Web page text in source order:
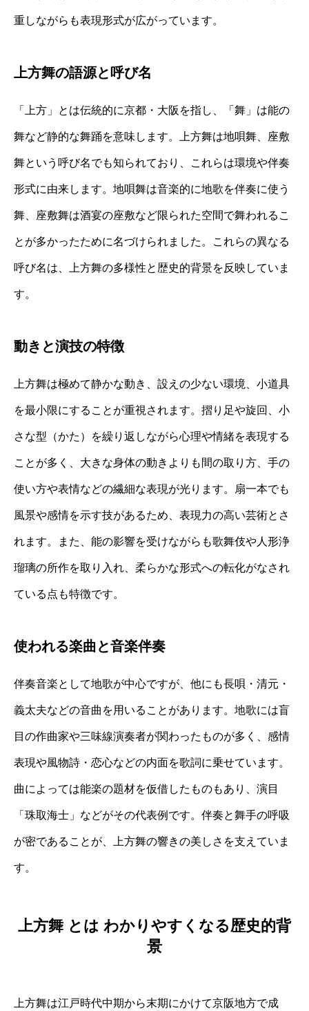
重しながらも表現形式が広がっています。
上方舞の語源と呼び名
「上方」とは伝統的に京都・大阪を指し、「舞」は能の
舞など静的な舞踊を意味します。上方舞は地唄舞、座敷
舞という呼び名でも知られており、これらは環境や伴奏
形式に由来します。地唄舞は音楽的に地歌を伴奏に使う
舞、座敷舞は酒宴の座敷など限られた空間で舞われるこ
とが多かったために名づけられました。これらの異なる
呼び名は、上方舞の多様性と歴史的背景を反映していま
す。
動きと演技の特徴
上方舞は極めて静かな動き、設えの少ない環境、小道具
を最小限にすることが重視されます。摺り足や旋回、小
さな型（かた）を繰り返しながら心理や情緒を表現する
ことが多く、大きな身体の動きよりも間の取り方、手の
使い方や表情などの繊細な表現が光ります。扇一本でも
風景や感情を示す技があるため、表現力の高い芸術とさ
れます。また、能の影響を受けながらも歌舞伎や人形浄
瑠璃の所作を取り入れ、柔らかな形式への転化がなされ
ている点も特徴です。
使われる楽曲と音楽伴奏
伴奏音楽として地歌が中心ですが、他にも長唄・清元・
義太夫などの音曲を用いることがあります。地歌には盲
目の作曲家や三味線演奏者が関わったものが多く、感情
表現や風物詩・恋心などの内面を歌詞に乗せています。
曲によっては能楽の題材を仮借したものもあり、演目
「珠取海士」などがその代表例です。伴奏と舞手の呼吸
が密であることが、上方舞の響きの美しさを支えていま
す。
上方舞 とは わかりやすくなる歴史的背
景
上方舞は江戸時代中期から末期にかけて京阪地方で成